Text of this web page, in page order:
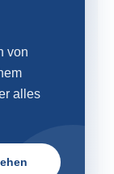
von
alles